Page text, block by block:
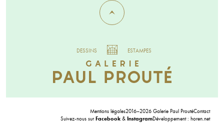
DESSINS ESTAMPES
Mentions légales2016–2026 Galerie Paul ProutéContact
Suivez-nous surFacebook & InstagramDéveloppement : horen.net